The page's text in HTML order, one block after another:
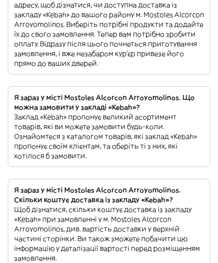
адресу, щоб дізнатися, чи доступна доставка із
закладу «Kebah» до вашого району м. Mostoles Alcorcon
Arroyomolinos. Виберіть потрібні продукти та додайте
їх до свого замовлення. Тепер вам потрібно зробити
оплату. Відразу після цього почнеться приготування
замовлення, і вже незабаром кур'єр привезе його
прямо до ваших дверей.
Я зараз у місті Mostoles Alcorcon Arroyomolinos. Що
можна замовити у закладі «Kebah»?
Заклад «Kebah» пропонує великий асортимент
товарів, які ви можете замовити будь-коли.
Ознайомтеся з каталогом товарів, які заклад «Kebah»
пропонує своїм клієнтам, та оберіть ті з них, які
хотілося б замовити.
Я зараз у місті Mostoles Alcorcon Arroyomolinos.
Скільки коштує доставка із закладу «Kebah»?
Щоб дізнатися, скільки коштує доставка із закладу
«Kebah» при замовленні у м. Mostoles Alcorcon
Arroyomolinos, див. вартість доставки у верхній
частині сторінки. Ви також зможете побачити цю
інформацію у деталізації вартості перед розміщенням
замовлення.